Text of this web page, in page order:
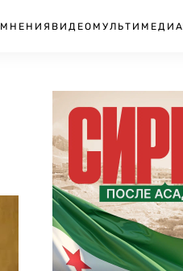
МНЕНИЯ ВИДЕО МУЛЬТИМЕДИА